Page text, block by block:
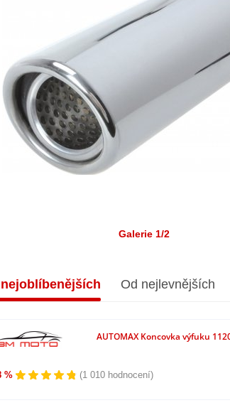
Galerie 1/2
Od nejlevnějších
% (1 010 hodnocení)
AUTOMAX Koncovka výfuku